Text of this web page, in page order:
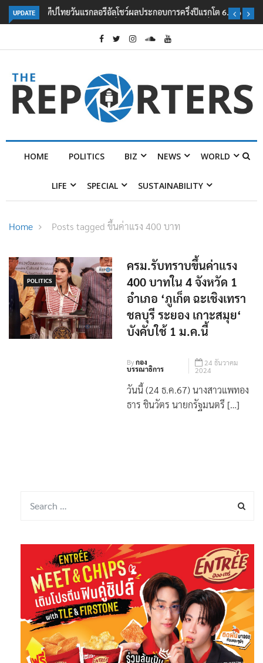
UPDATE
ลอรีอัลโชว์ผลประกอบการครึ่งปีแรกโต 6.5% กวาดรายได้ 2.3 หมื่นล้านยูโร
คว้าไลเซนส์ ‘กุชชี่’ 50 ปี พร้อมส่ง 4 แบรนด์ใหม่บุกตลาดไทย
POLITICS BIZ NEWS WORLD
POLITICS
ครม.รับทราบขึ้นค่าแรง
400 บาทใน 4 จังหวัด 1
อำเภอ ‘ภูเก็ต ฉะเชิงเทรา
ชลบุรี ระยอง เกาะสมุย‘
บังคับใช้ 1 ม.ค.นี้
Byกอง
บรรณาธิการ
24 ธันวาคม
2024
วันนี้ (24 ธ.ค.67) นางสาวแพทอง